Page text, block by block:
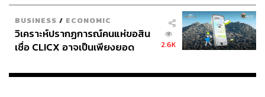
BUSINESS / ECONOMIC
วิเคราะห์ปรากฏการณ์คนแห่ขอสิน
เชื่อ CLICX อาจเป็นเพียงยอด
เรือนไทยที่ถูกซุกไว้
2.6K